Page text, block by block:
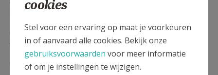
24/01
10.30 Eucharistie
07/02
10.30 Eucharistie
cookies
Stel voor een ervaring op maat je voorkeuren
in of aanvaard alle cookies. Bekijk onze
gebruiksvoorwaarden voor meer informatie
of om je instellingen te wijzigen.